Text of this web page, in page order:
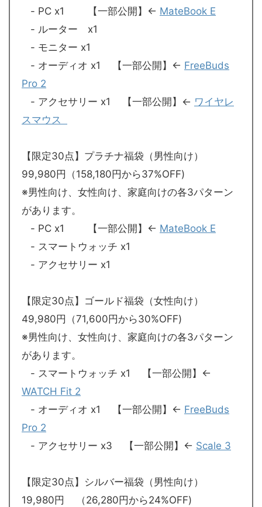
- PC x1 【一部公開】← MateBook E
- ルーター x1
- モニター x1
- オーディオ x1 【一部公開】← FreeBuds
Pro 2
- アクセサリー x1 【一部公開】← ワイヤレ
スマウス
【限定30点】プラチナ福袋（男性向け）
99,980円（158,180円から37%OFF)
※男性向け、女性向け、家庭向けの各3パターン
があります。
- PC x1 【一部公開】← MateBook E
- スマートウォッチ x1
- アクセサリー x1
【限定30点】ゴールド福袋（女性向け）
49,980円（71,600円から30%OFF)
※男性向け、女性向け、家庭向けの各3パターン
があります。
- スマートウォッチ x1 【一部公開】←
WATCH Fit 2
- オーディオ x1 【一部公開】← FreeBuds
Pro 2
- アクセサリー x3 【一部公開】← Scale 3
【限定30点】シルバー福袋（男性向け）
19,980円 （26,280円から24%OFF)